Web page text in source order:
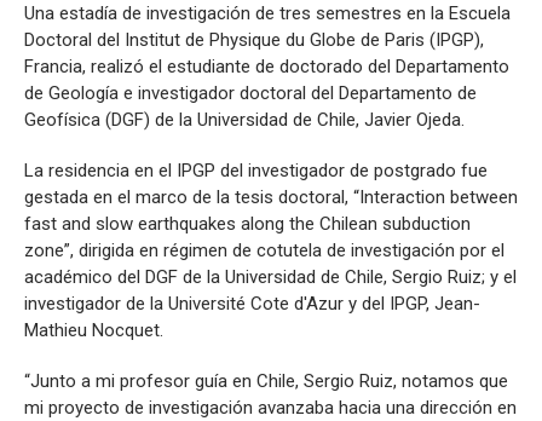
Geofísica Aplicada
Sismología
Una estadía de investigación de tres semestres en la Escuela
Doctoral del Institut de Physique du Globe de Paris (IPGP),
Francia, realizó el estudiante de doctorado del Departamento
de Geología e investigador doctoral del Departamento de
Geofísica (DGF) de la Universidad de Chile, Javier Ojeda.
La residencia en el IPGP del investigador de postgrado fue
gestada en el marco de la tesis doctoral, “Interaction between
fast and slow earthquakes along the Chilean subduction
zone”, dirigida en régimen de cotutela de investigación por el
académico del DGF de la Universidad de Chile, Sergio Ruiz; y el
investigador de la Université Cote d'Azur y del IPGP, Jean-
Mathieu Nocquet.
“Junto a mi profesor guía en Chile, Sergio Ruiz, notamos que
mi proyecto de investigación avanzaba hacia una dirección en